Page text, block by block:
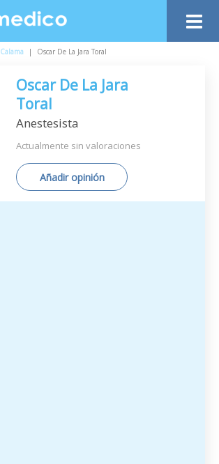
Calama | Oscar De La Jara Toral
Oscar De La Jara
Toral
Anestesista
Actualmente sin valoraciones
Añadir opinión